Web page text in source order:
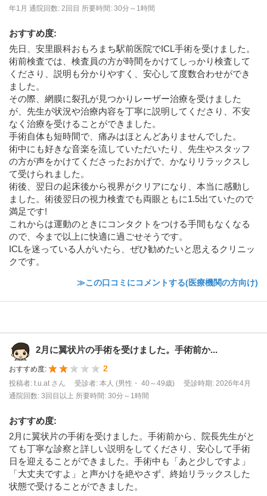
年1月 通院回数: 2回目 所要時間: 30分～1時間
おすすめ度:
先日、安里眼科おもろまち駅前医院でICL手術を受けました。
術前検査では、検査員の方が時間をかけてしっかり検査して
くださり、説明も分かりやすく、安心して度数合わせができ
ました。
その際、網膜に裂孔が見つかりレーザー治療を受けました
が、先生が状況や治療内容を丁寧に説明してくださり、不安
なく治療を受けることができました。
手術自体も短時間で、痛みはほとんどありませんでした。
術中にも好きな音楽を流していただいたり、先生やスタッフ
の方が声をかけてくださったおかげで、かなりリラックスし
て受けられました。
術後、翌日の起床後から視界がクリアになり、本当に感動し
ました。術後翌日の視力検査でも両眼ともに1.5出ていたので
満足です!
これからは運動のときにコンタクトをつける手間もなくなる
ので、今まで以上に快適に過ごせそうです。
ICLを迷っている人がいたら、ぜひ勧めたいと思えるクリニッ
クです。
≫この口コミにコメントする(医療機関の方向け)
2月に翼状片の手術を受けました。手術前か...
おすすめ度: 2
投稿者: t.u.at さん 受診者: 本人 (男性・ 40～49歳)
受診時期: 2026年4月
通院回数: 3回目以上 所要時間: 30分～1時間
おすすめ度:
2月に翼状片の手術を受けました。手術前から、院長先生がと
ても丁寧な診察と詳しい説明をしてくださり、安心して手術
日を迎えることができました。手術中も「あと少しですよ」
「大丈夫ですよ」と声かけを絶やさず、終始リラックスした
状態で受けることができました。